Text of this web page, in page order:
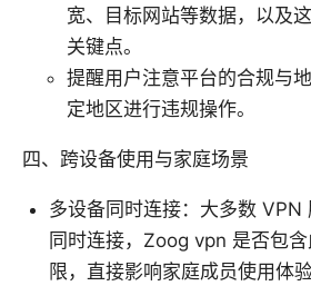
宽、目标网站等数据，以及
关键点。
提醒用户注意平台的合规与
定地区进行违规操作。
四、跨设备使用与家庭场景
多设备同时连接：大多数 VPN
同时连接，Zoog vpn 是否包
限，直接影响家庭成员使用体验